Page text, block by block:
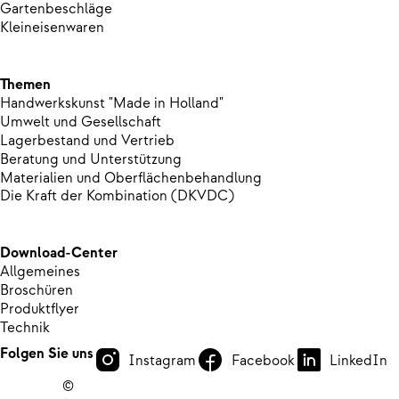
Gartenbeschläge
Kleineisenwaren
Themen
Handwerkskunst "Made in Holland"
Umwelt und Gesellschaft
Lagerbestand und Vertrieb
Beratung und Unterstützung
Materialien und Oberflächenbehandlung
Die Kraft der Kombination (DKVDC)
Download-Center
Allgemeines
Broschüren
Produktflyer
Technik
Folgen Sie uns
Instagram Facebook
LinkedIn
©